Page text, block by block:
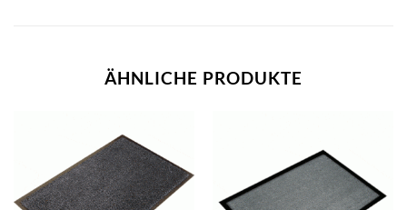
ÄHNLICHE PRODUKTE